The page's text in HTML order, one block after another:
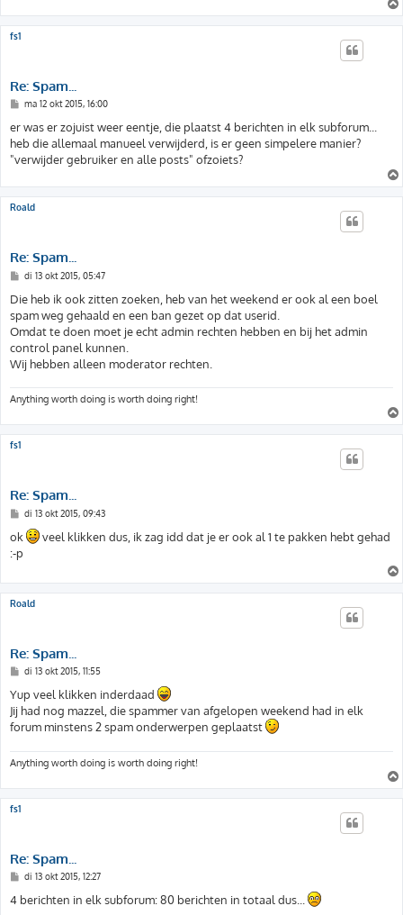
fs1
Re: Spam...
B
r
c
h
t
ma 12 okt 2015, 16:00
er was er zojuist weer eentje, die plaatst 4 berichten in elk subforum...
heb die allemaal manueel verwijderd, is er geen simpelere manier?
"verwijder gebruiker en alle posts" ofzoiets?
Roald
Re: Spam...
B
r
i
c
h
t
di 13 okt 2015, 05:47
Die heb ik ook zitten zoeken, heb van het weekend er ook al een boel
spam weg gehaald en een ban gezet op dat userid.
Omdat te doen moet je echt admin rechten hebben en bij het admin
control panel kunnen.
Wij hebben alleen moderator rechten.
Anything worth doing is worth doing right!
fs1
Re: Spam...
B
r
i
c
di 13 okt 2015, 09:43
ok
veel klikken dus, ik zag idd dat je er ook al 1 te pakken hebt gehad
:-p
Roald
Re: Spam...
B
r
i
c
h
t
di 13 okt 2015, 11:55
Yup veel klikken inderdaad
Jij had nog mazzel, die spammer van afgelopen weekend had in elk
forum minstens 2 spam onderwerpen geplaatst
Anything worth doing is worth doing right!
fs1
Re: Spam...
B
r
i
di 13 okt 2015, 12:27
4 berichten in elk subforum: 80 berichten in totaal dus...